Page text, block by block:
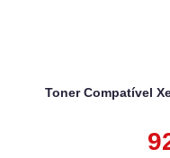
Toner Compatível